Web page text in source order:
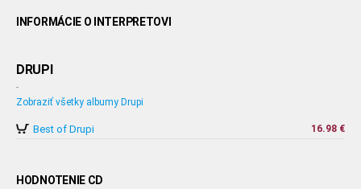
INFORMÁCIE O INTERPRETOVI
DRUPI
-
Zobraziť všetky albumy Drupi
Best of Drupi 16.98 €
HODNOTENIE CD